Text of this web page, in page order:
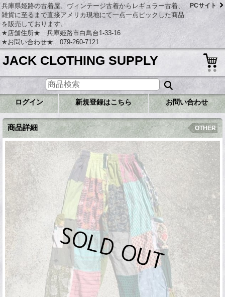
兵庫県姫路の古着屋、ヴィンテージ古着からレギュラー古着、
雑貨に至るまで直接アメリカ現地にて一点一点ピックした商品
を販売しております。
★店舗住所★ 兵庫姫路市白鳥台1-33-16
★お問い合わせ★ 079-260-7121
PCサイト
JACK CLOTHING SUPPLY
ログイン 新規登録はこちら お問い合わせ
商品詳細 OTHER